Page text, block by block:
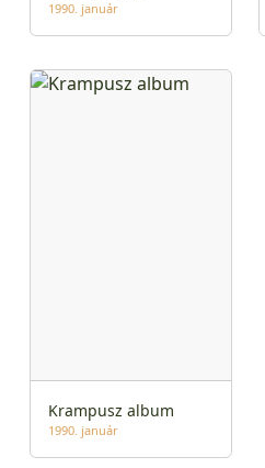
1990. január
Krampusz album
1990. január